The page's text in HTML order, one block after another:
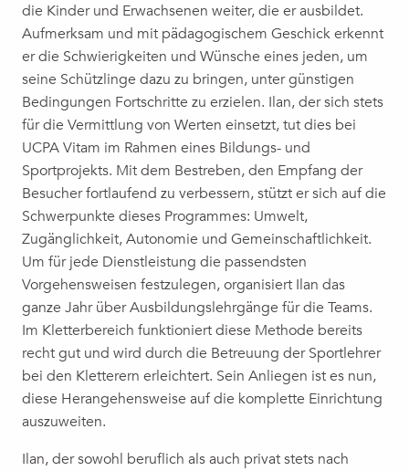
die Kinder und Erwachsenen weiter, die er ausbildet.
Aufmerksam und mit pädagogischem Geschick erkennt
er die Schwierigkeiten und Wünsche eines jeden, um
seine Schützlinge dazu zu bringen, unter günstigen
Bedingungen Fortschritte zu erzielen. Ilan, der sich stets
für die Vermittlung von Werten einsetzt, tut dies bei
UCPA Vitam im Rahmen eines Bildungs- und
Sportprojekts. Mit dem Bestreben, den Empfang der
Besucher fortlaufend zu verbessern, stützt er sich auf die
Schwerpunkte dieses Programmes: Umwelt,
Zugänglichkeit, Autonomie und Gemeinschaftlichkeit.
Um für jede Dienstleistung die passendsten
Vorgehensweisen festzulegen, organisiert Ilan das
ganze Jahr über Ausbildungslehrgänge für die Teams.
Im Kletterbereich funktioniert diese Methode bereits
recht gut und wird durch die Betreuung der Sportlehrer
bei den Kletterern erleichtert. Sein Anliegen ist es nun,
diese Herangehensweise auf die komplette Einrichtung
auszuweiten.
Ilan, der sowohl beruflich als auch privat stets nach